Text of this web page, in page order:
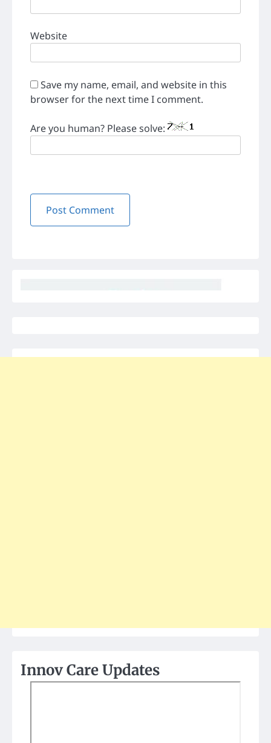
Website
Save my name, email, and website in this
browser for the next time I comment.
Are you human? Please solve:
Innov Care Updates